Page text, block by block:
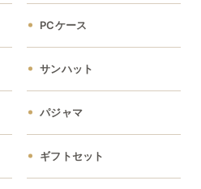
PCケース
サンハット
パジャマ
ギフトセット